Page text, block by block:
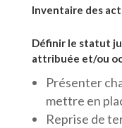
Inventaire des
Définir le statut
attribuée et/ou
Présenter
mettre en
Reprise de